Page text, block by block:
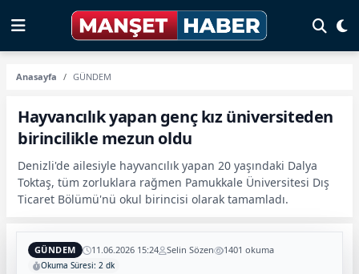
Anasayfa GÜNDEM
Hayvancılık yapan genç kız üniversiteden
birincilikle mezun oldu
Denizli'de ailesiyle hayvancılık yapan 20 yaşındaki Dalya
Toktaş, tüm zorluklara rağmen Pamukkale Üniversitesi Dış
Ticaret Bölümü'nü okul birincisi olarak tamamladı.
GÜNDEM 11.06.2026 15:24 Selin Sözen 1401 okuma
Okuma Süresi: 2 dk